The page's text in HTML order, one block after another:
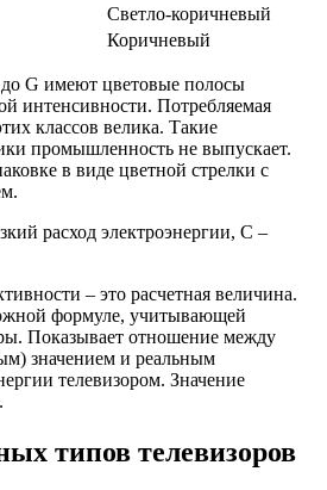
Светло-коричневый
Коричневый
G имеют цветовые полосы
интенсивности. Потребляемая
классов велика. Такие
промышленность не выпускает.
в виде цветной стрелки с
расход электроэнергии, С –
– это расчетная величина.
формуле, учитывающей
Показывает отношение между
значением и реальным
телевизором. Значение
типов телевизоров